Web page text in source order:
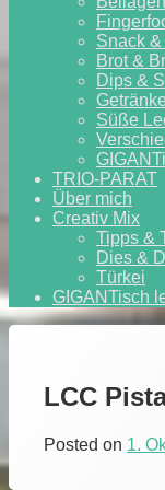
Snack &
Brot &
Dips &
Süße
TRIO-PARAT
Über mich
Creativ Mix
Tipps &
Dies &
Türkei
GIGANTisch
LCC
Posted on 1.